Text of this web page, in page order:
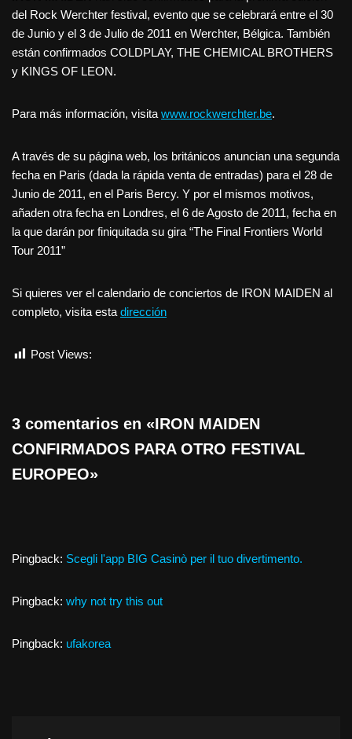
del Rock Werchter festival, evento que se celebrará entre el 30
de Junio y el 3 de Julio de 2011 en Werchter, Bélgica. También
están confirmados COLDPLAY, THE CHEMICAL BROTHERS
y KINGS OF LEON.
Para más información, visita www.rockwerchter.be.
A través de su página web, los británicos anuncian una segunda
fecha en Paris (dada la rápida venta de entradas) para el 28 de
Junio de 2011, en el Paris Bercy. Y por el mismos motivos,
añaden otra fecha en Londres, el 6 de Agosto de 2011, fecha en
la que darán por finiquitada su gira “The Final Frontiers World
Tour 2011”
Si quieres ver el calendario de conciertos de IRON MAIDEN al
completo, visita esta dirección
Post Views:
3 comentarios en «IRON MAIDEN
CONFIRMADOS PARA OTRO FESTIVAL
EUROPEO»
Pingback: Scegli l'app BIG Casinò per il tuo divertimento.
Pingback: why not try this out
Pingback: ufakorea